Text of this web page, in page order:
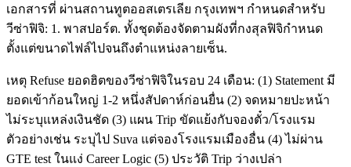
เอกสารที่ ผ่านสถานทูตออสเตรเลีย กรุงเทพฯ กำหนดสำหรับ
วีซ่าฟิจิ: 1. พาสปอร์ต. ทั้งชุดต้องจัดตามผังที่กงสุลฟิจิกำหนด
ตั้งแต่ขนาดไฟล์ไปจนถึงตำแหน่งลายเซ็น.
เหตุ Refuse ยอดฮิตของวีซ่าฟิจิในรอบ 24 เดือน: (1) Statement มี
ยอดเข้าก้อนใหญ่ 1-2 หนึ่งสัปดาห์ก่อนยื่น (2) จดหมายปะหน้า
ไม่ระบุแหล่งเงินชัด (3) แผน Trip ขัดแย้งกับจองตั๋ว/โรงแรม
ตัวอย่างเช่น ระบุไป Suva แต่จองโรงแรมเมืองอื่น (4) ไม่ผ่าน
GTE test ในแง่ Career Logic (5) ประวัติ Trip ว่างเปล่า